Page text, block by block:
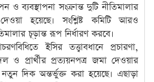
ও ব্যবস্থাপনা সংক্রান্ত দুটি নীতিমালার
হয়েছে। সংশ্লিষ্ট কমিটি আরও
চূড়ান্ত রূপ নির্ধারণ করবে।
ইসির তত্ত্বাবধানে প্রচারণা,
ও প্রার্থীর প্রত্যয়নপত্র জমা দেওয়ার
দিক অন্তর্ভুক্ত করা হয়েছে। এছাড়া